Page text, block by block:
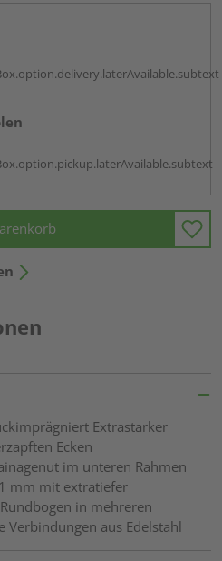
Extrastarker
Ecken
im unteren Rahmen
mm mit extratiefer
in mehreren
Verbindungen aus Edelstahl